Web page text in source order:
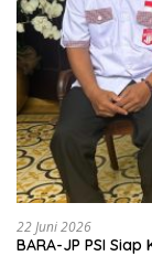
22 Juni 2026
BARA-JP PSI